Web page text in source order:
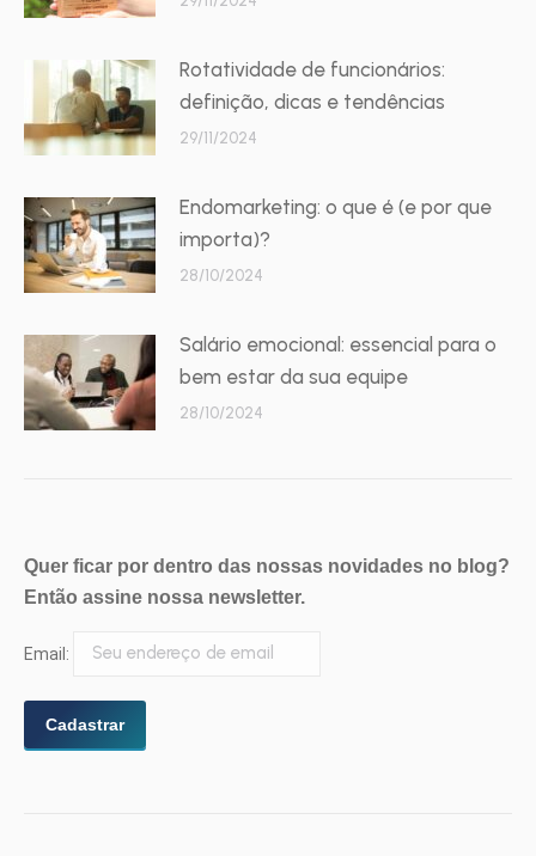
Rotatividade de funcionários:
definição, dicas e tendências
29/11/2024
Endomarketing: o que é (e por que
importa)?
28/10/2024
Salário emocional: essencial para o
bem estar da sua equipe
28/10/2024
Quer ficar por dentro das nossas novidades no blog?
Então assine nossa newsletter.
Email: